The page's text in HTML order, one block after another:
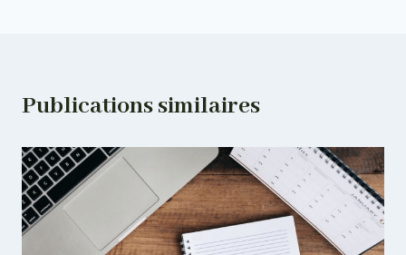
Publications similaires